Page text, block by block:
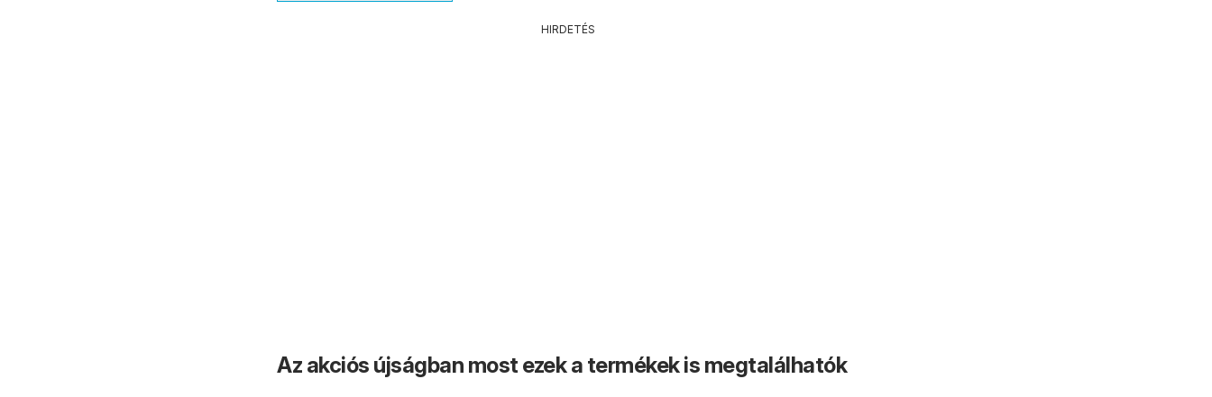
HIRDETÉS
Az akciós újságban most ezek a termékek is megtalálhatók